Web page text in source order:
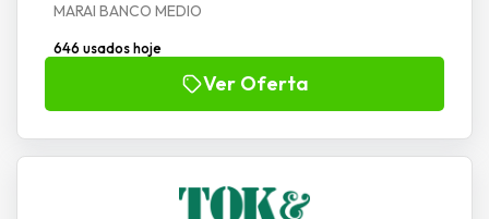
MARAI BANCO MEDIO
646 usados hoje
Ver Oferta